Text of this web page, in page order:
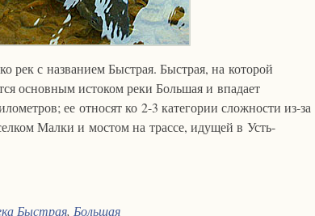
рек с названием Быстрая. Быстрая, на которой
основным истоком реки Большая и впадает
ее относят ко 2-3 категории сложности из-за
Малки и мостом на трассе, идущей в Усть-
Быстрая, Большая